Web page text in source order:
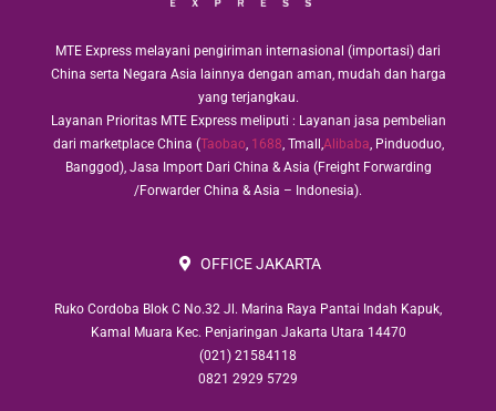
MTE Express melayani pengiriman internasional (importasi) dari
China serta Negara Asia lainnya dengan aman, mudah dan harga
yang terjangkau.
Layanan Prioritas MTE Express meliputi : Layanan jasa pembelian
dari marketplace China (Taobao, 1688, Tmall,Alibaba, Pinduoduo,
Banggod), Jasa Import Dari China & Asia (Freight Forwarding
/Forwarder China & Asia – Indonesia).
OFFICE JAKARTA
Ruko Cordoba Blok C No.32 Jl. Marina Raya Pantai Indah Kapuk,
Kamal Muara Kec. Penjaringan Jakarta Utara 14470
(021) 21584118
0821 2929 5729